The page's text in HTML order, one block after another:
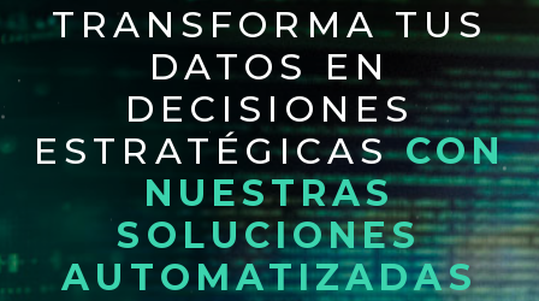
TRANSFORMA TUS
DATOS EN
DECISIONES
ESTRATÉGICASCON
NUESTRAS
SOLUCIONES
AUTOMATIZADAS